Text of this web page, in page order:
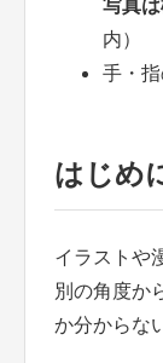
写真
内）
手・
はじめ
イラストや
別の角度か
か分からな